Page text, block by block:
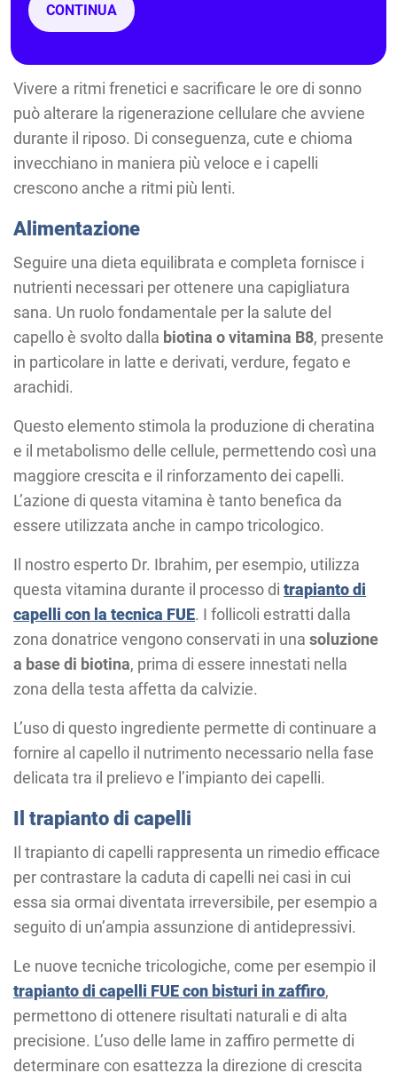
fondamentali per la salute della chioma.
Qualità del sonno
Vivere a ritmi frenetici e sacrificare le ore di sonno
può alterare la rigenerazione cellulare che avviene
durante il riposo. Di conseguenza, cute e chioma
invecchiano in maniera più veloce e i capelli
crescono anche a ritmi più lenti.
Alimentazione
Seguire una dieta equilibrata e completa fornisce i
nutrienti necessari per ottenere una capigliatura
sana. Un ruolo fondamentale per la salute del
capello è svolto dalla biotina o vitamina B8, presente
in particolare in latte e derivati, verdure, fegato e
arachidi.
Questo elemento stimola la produzione di cheratina
e il metabolismo delle cellule, permettendo così una
maggiore crescita e il rinforzamento dei capelli.
L’azione di questa vitamina è tanto benefica da
essere utilizzata anche in campo tricologico.
Il nostro esperto Dr. Ibrahim, per esempio, utilizza
questa vitamina durante il processo di trapianto di
capelli con la tecnica FUE. I follicoli estratti dalla
zona donatrice vengono conservati in una soluzione
a base di biotina, prima di essere innestati nella
zona della testa affetta da calvizie.
L’uso di questo ingrediente permette di continuare a
fornire al capello il nutrimento necessario nella fase
delicata tra il prelievo e l’impianto dei capelli.
Il trapianto di capelli
Il trapianto di capelli rappresenta un rimedio efficace
per contrastare la caduta di capelli nei casi in cui
essa sia ormai diventata irreversibile, per esempio a
seguito di un’ampia assunzione di antidepressivi.
Le nuove tecniche tricologiche, come per esempio il
trapianto di capelli FUE con bisturi in zaffiro,
permettono di ottenere risultati naturali e di alta
precisione. L’uso delle lame in zaffiro permette di
determinare con esattezza la direzione di crescita
CONTINUA